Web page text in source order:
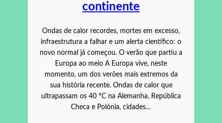
continente
Ondas de calor recordes, mortes em excesso,
infraestrutura a falhar e um alerta científico: o
novo normal já começou. O verão que partiu a
Europa ao meio A Europa vive, neste
momento, um dos verões mais extremos da
sua história recente. Ondas de calor que
ultrapassam os 40 °C na Alemanha, República
Checa e Polónia, cidades…